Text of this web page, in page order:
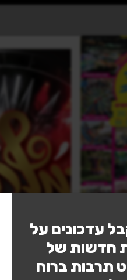
עדכונים על
חדשות של
תרבות ברוח